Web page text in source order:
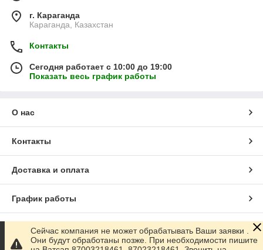
г. Караганда
Караганда, Казахстан
Контакты
Сегодня работает с 10:00 до 19:00
Показать весь график работы
О нас
Контакты
Доставка и оплата
График работы
Полная версия сайта
Сейчас компания не может обрабатывать Ваши заявки .
Они будут обработаны позже. При необходимости пишите